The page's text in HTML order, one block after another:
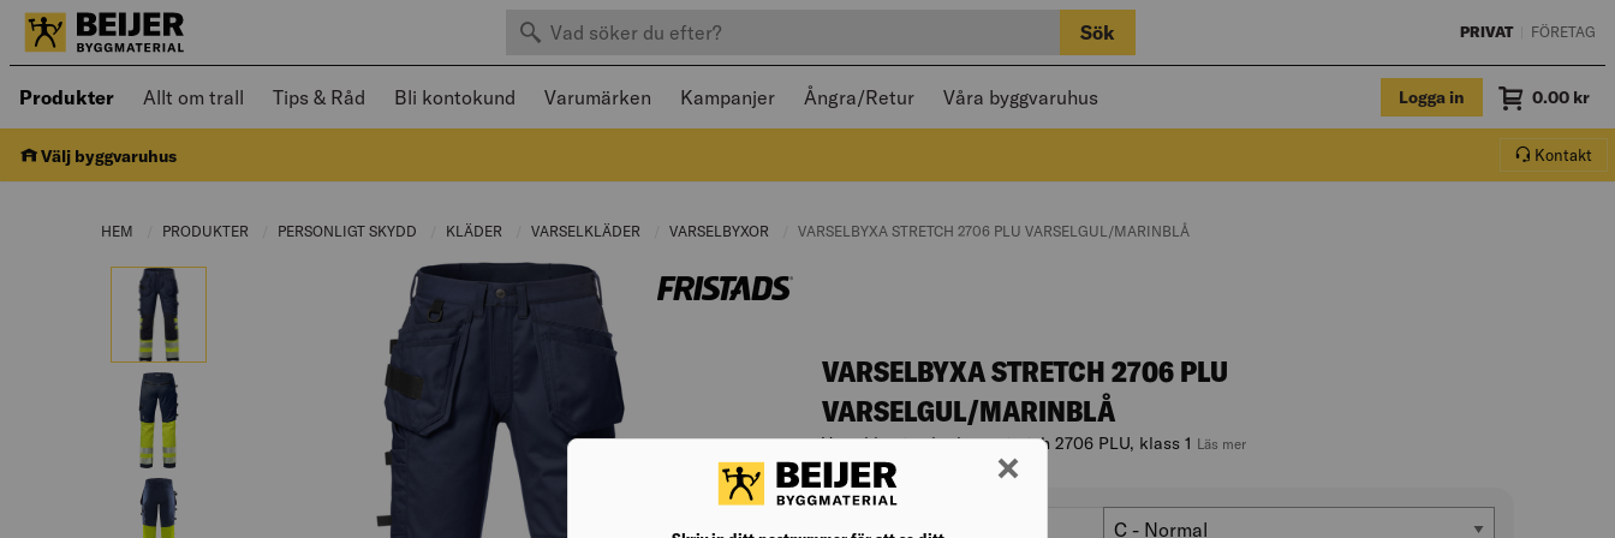
Sök efter produkter Sök PRIVAT FÖRETAG
Produkter Öppnad meny kan navigeras med piltangenter och stängas med Escape
Allt om trall Tips & Råd Bli kontokund Varumärken Kampanjer Ångra/Retur Våra byggvaruhus Logga in Varukorg.
Summa
0.00 kr
Välj byggvaruhus Kontakt
HEM PRODUKTER CURRENT PAGE:
PERSONLIGT SKYDD CURRENT PAGE:
KLÄDER CURRENT PAGE:
VARSELKLÄDER CURRENT PAGE:
VARSELBYXOR CURRENT PAGE:
CURRENT PAGE:
VARSELBYXA STRETCH 2706 PLU VARSELGUL/MARINBLÅ
VARSELBYXA STRETCH 2706 PLU
VARSELGUL/MARINBLÅ
Varsel hantverkarbyxa stretch 2706 PLU, klass 1 Läs mer
Artikelnr. 006818553
passform Passform
C - Normal